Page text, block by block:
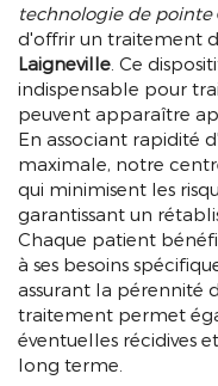
technologie de pointe
d'offrir un traitement
Laigneville . Ce
indispensable pour
peuvent apparaître
En associant rapidité
maximale, notre
qui minimisent les
garantissant un
Chaque patient
à ses besoins
assurant la pérennité
traitement permet
éventuelles récidives
long terme.